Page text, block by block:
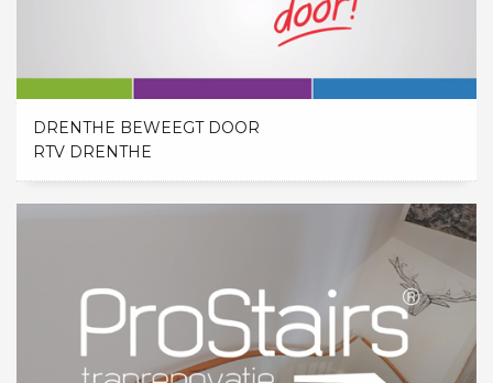
DRENTHE BEWEEGT DOOR
RTV DRENTHE